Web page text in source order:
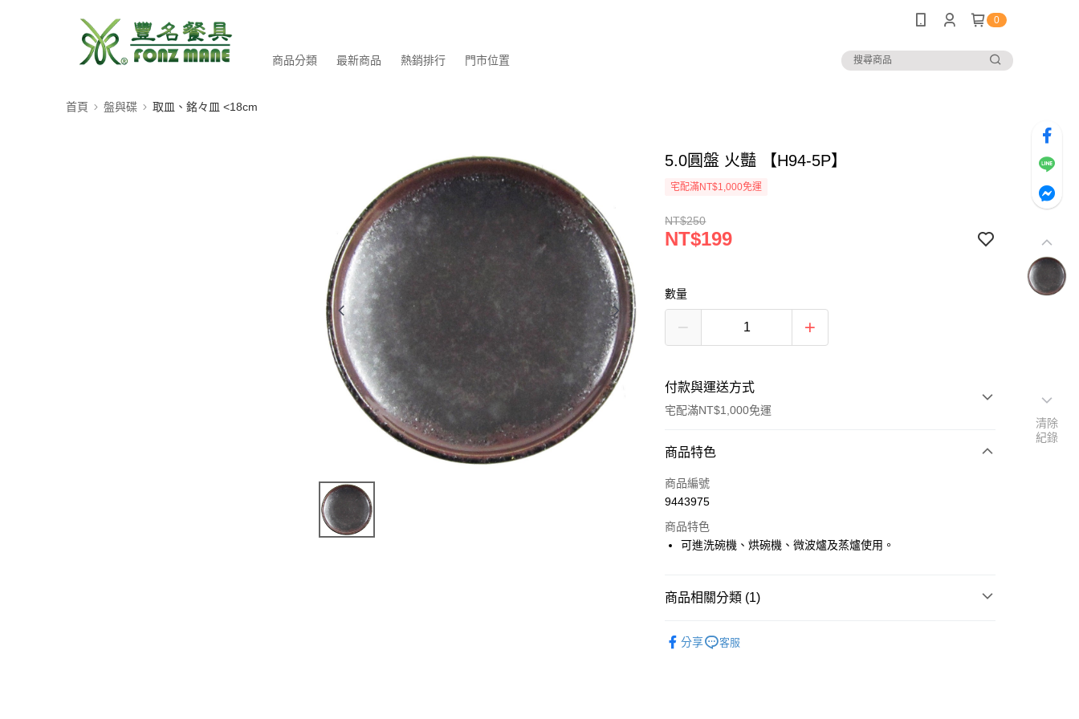
0
商品分類 最新商品 熱銷排行 門市位置
首頁 盤與碟 取皿、銘々皿 <18cm
5.0圓盤 火豔 【H94-5P】
宅配滿NT$1,000免運
NT$250
NT$199
數量
付款與運送方式
宅配滿NT$1,000免運
付款方式
信用卡一次付款
Apple Pay
悠遊付
商品特色
商品編號
9443975
商品特色
可進洗碗機、烘碗機、微波爐及蒸爐使用。
商品相關分類 (1)
分享
客服
清除
紀錄